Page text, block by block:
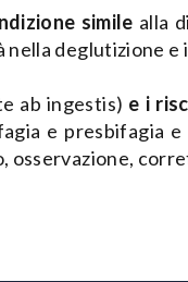
simile alla
deglutizione e
ab ingestis) e i
e presbifagia